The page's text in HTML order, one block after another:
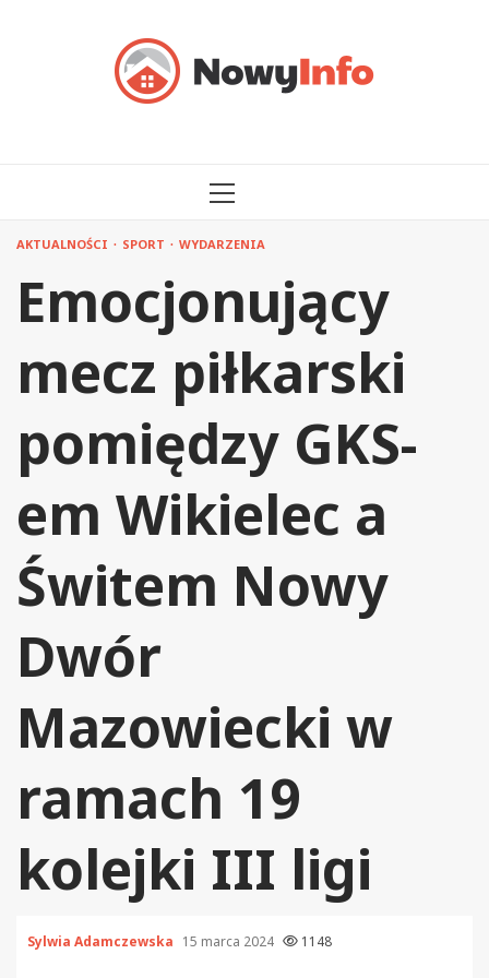
MENU
AKTUALNOŚCI SPORT WYDARZENIA
Emocjonujący
mecz piłkarski
pomiędzy GKS-
em Wikielec a
Świtem Nowy
Dwór
Mazowiecki w
ramach 19
kolejki III ligi
Sylwia Adamczewska 15 marca 2024 1148